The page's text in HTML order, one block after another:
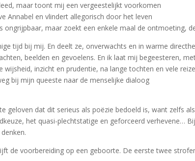
maar toont mij een vergeestelijkt voorkomen
Annabel en vlindert allegorisch door het leven
ongrijpbaar, maar zoekt een enkele maal de ontmoeting,
tijd bij mij. En deelt ze, onverwachts en in warme
beelden en gevoelens. En ik laat mij begeesteren,
wijsheid, inzicht en prudentie, na lange tochten en vele
bij mijn queeste naar de menselijke dialoog
geloven dat dit serieus als poëzie bedoeld is, want zelfs
het quasi-plechtstatige en geforceerd verhevene…
de voorbereiding op een geboorte. De eerste twee